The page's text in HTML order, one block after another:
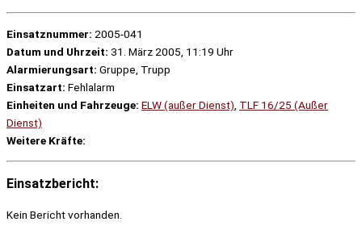
Einsatznummer: 2005-041
Datum und Uhrzeit: 31. März 2005, 11:19 Uhr
Alarmierungsart: Gruppe, Trupp
Einsatzart: Fehlalarm
Einheiten und Fahrzeuge: ELW (außer Dienst) TLF 16/25 (Außer
Dienst)
Weitere Kräfte:
Einsatzbericht:
Kein Bericht vorhanden.